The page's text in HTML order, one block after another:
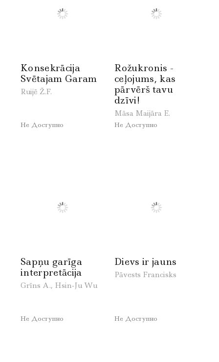
Konsekrācija
Svētajam Garam
Ruijē Ž.F.
Не Доступно
Rožukronis -
ceļojums, kas
pārvērš tavu
dzīvi!
Māsa Maijāra E.
Не Доступно
Sapņu garīga
interpretācija
Grīns A., Hsin-Ju Wu
Не Доступно
Dievs ir jauns
Pāvests Francisks
Не Доступно